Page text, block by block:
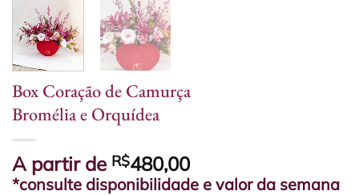
Box Coração de Camurça
Bromélia e Orquídea
A partir de R$480,00
*consulte disponibilidade e valor da semana